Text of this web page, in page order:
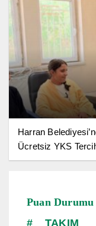
Harran
Ücretsiz YKS
Puan Durumu
TAKIM